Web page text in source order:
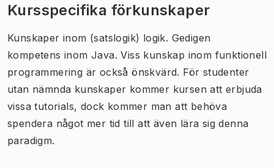
Kursspecifika förkunskaper
Kunskaper inom (satslogik) logik. Gedigen
kompetens inom Java. Viss kunskap inom funktionell
programmering är också önskvärd. För studenter
utan nämnda kunskaper kommer kursen att erbjuda
vissa tutorials, dock kommer man att behöva
spendera något mer tid till att även lära sig denna
paradigm.